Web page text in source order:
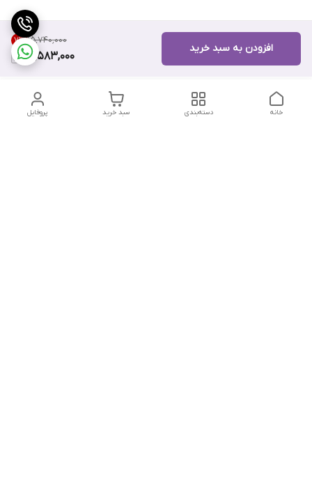
۱۵٬۷۴۰٬۰۰۰ 7%
14,583,000
افزودن به سبد خرید
پروفایل سبد خرید دسته‌بندی خانه